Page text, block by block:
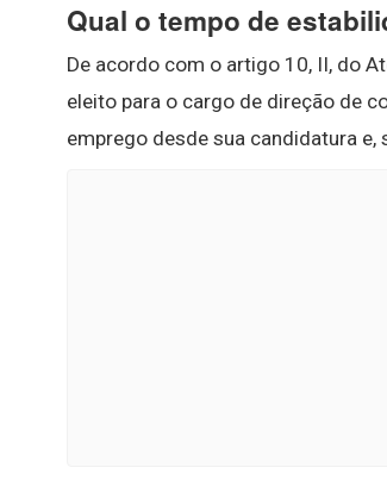
Qual o tempo de
De acordo com o artigo 10, II, do
eleito para o cargo de direção de
emprego desde sua candidatura e,